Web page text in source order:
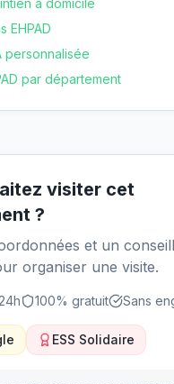
à domicile
EHPAD
personnalisée
par département
visiter cet
?
et un
organiser une visite.
100% gratuit Sans
ESS Solidaire